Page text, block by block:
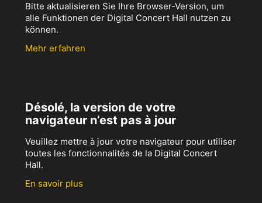
Bitte aktualisieren Sie Ihre Browser-Version, um
alle Funktionen der Digital Concert Hall nutzen zu
können.
Mehr erfahren
Désolé, la version de votre
navigateur n’est pas à jour
Veuillez mettre à jour votre navigateur pour utiliser
toutes les fonctionnalités de la Digital Concert
Hall.
En savoir plus